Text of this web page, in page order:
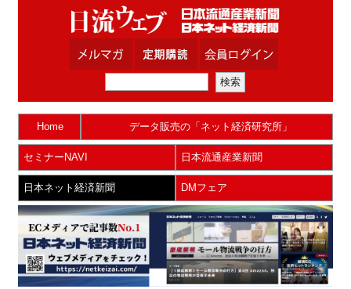
Home データ販売の「ネット経済研究所」
セミナーNAVI 日本流通産業新聞
日本ネット経済新聞 DMフェア